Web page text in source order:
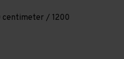
centimeter / 1200